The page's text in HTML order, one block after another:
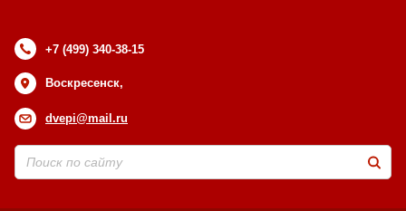
+7 (499) 340-38-15
Воскресенск,
dvepi@mail.ru